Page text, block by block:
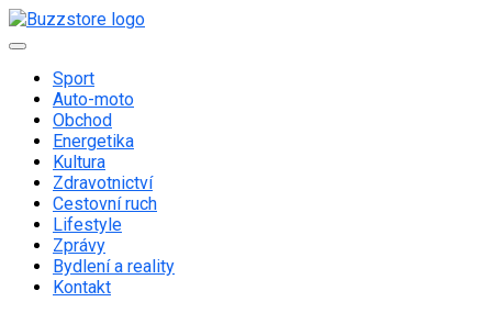
Skip
to
Primary
Sport
Auto-moto
Obchod
Energetika
Kultura
Zdravotnictví
Cestovní ruch
Lifestyle
Zprávy
Bydlení a reality
Kontakt